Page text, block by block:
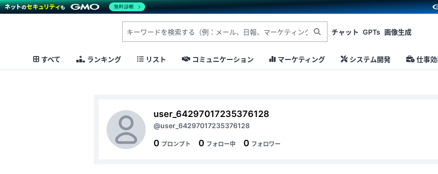
チャット GPTs 画像生成
すべて ランキング リスト コミュニケーション マーケティング システム開発 仕事
user_64297017235376128
@user_64297017235376128
0 プロンプト 0 フォロー中 0 フォロワー
無料診断